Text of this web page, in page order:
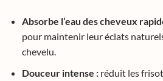
Absorbe l’eau des cheveux
pour maintenir leur éclats
chevelu.
Douceur intense :réduit les